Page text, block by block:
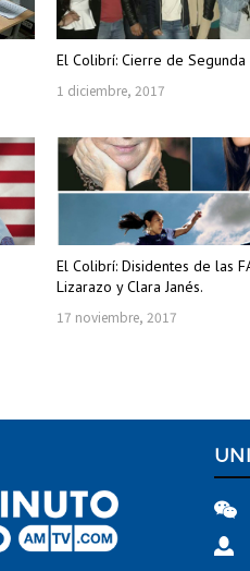
El Colibrí: Cierre de
1 diciembre, 2017
El Colibrí: Disidentes de las
Lizarazo y Clara Janés.
17 noviembre, 2017